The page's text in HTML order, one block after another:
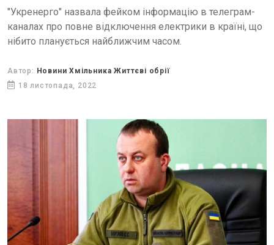
"Укренерго" назвала фейком інформацію в телеграм-
каналах про повне відключення електрики в країні, що
нібито планується найближчим часом.
Автор: Новини Хмільника Життєві обрії
18 листопада, 2022